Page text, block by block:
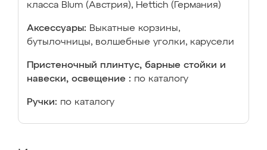
класса Blum (Австрия), Hettich (Германия)
Аксессуары: Выкатные корзины,
бутылочницы, волшебные уголки, карусели
Пристеночный плинтус, барные стойки и
навески, освещение : по каталогу
Ручки: по каталогу